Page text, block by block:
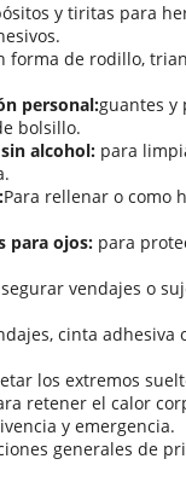
y tiritas para
forma de rodillo,
personal:guantes y
bolsillo.
alcohol: para
Para rellenar o como
para ojos: para
vendajes o
cinta adhesiva
los extremos
retener el calor
y emergencia.
generales de